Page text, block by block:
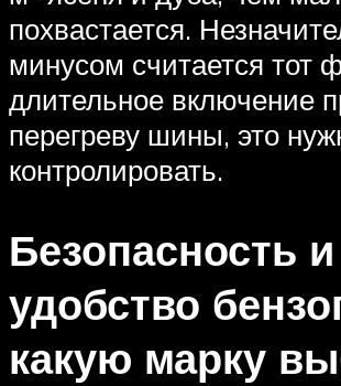
похвастается.
минусом считается тот
длительное включение
перегреву шины, это
контролировать.
Безопасность и
удобство
какую марку